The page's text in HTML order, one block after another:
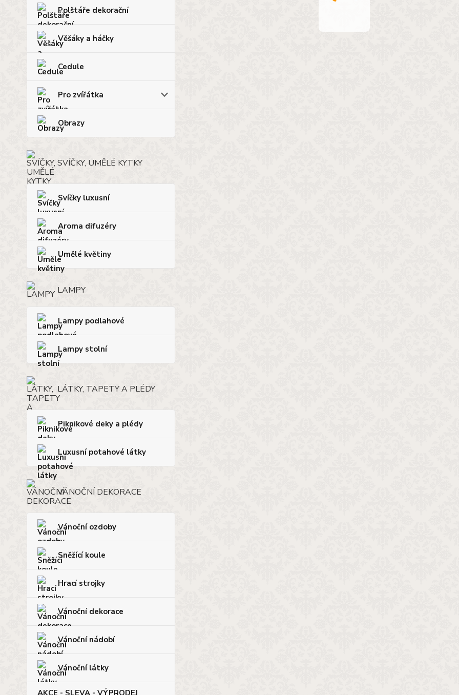
Polštáře dekorační
Věšáky a háčky
Cedule
Pro zvířátka
Obrazy
SVÍČKY, UMĚLÉ KYTKY
Svíčky luxusní
Aroma difuzéry
Umělé květiny
LAMPY
Lampy podlahové
Lampy stolní
LÁTKY, TAPETY A PLÉDY
Piknikové deky a plédy
Luxusní potahové látky
VÁNOČNÍ DEKORACE
Vánoční ozdoby
Sněžící koule
Hrací strojky
Vánoční dekorace
Vánoční nádobí
Vánoční látky